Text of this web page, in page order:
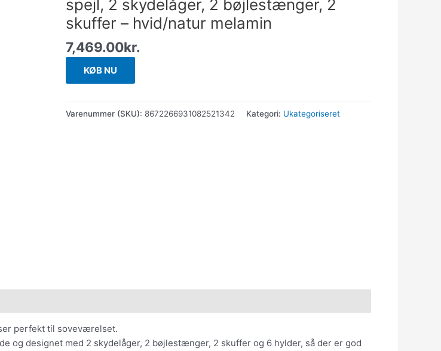
spejl, 2 skydelåger, 2 bøjlestænger, 2
skuffer – hvid/natur melamin
7,469.00kr.
KØB NU
Varenummer (SKU):8672266931082521342 Kategori: Ukategoriseret
perfekt til soveværelset.
og designet med 2 skydelåger, 2 bøjlestænger, 2 skuffer og 6 hylder, så der er god